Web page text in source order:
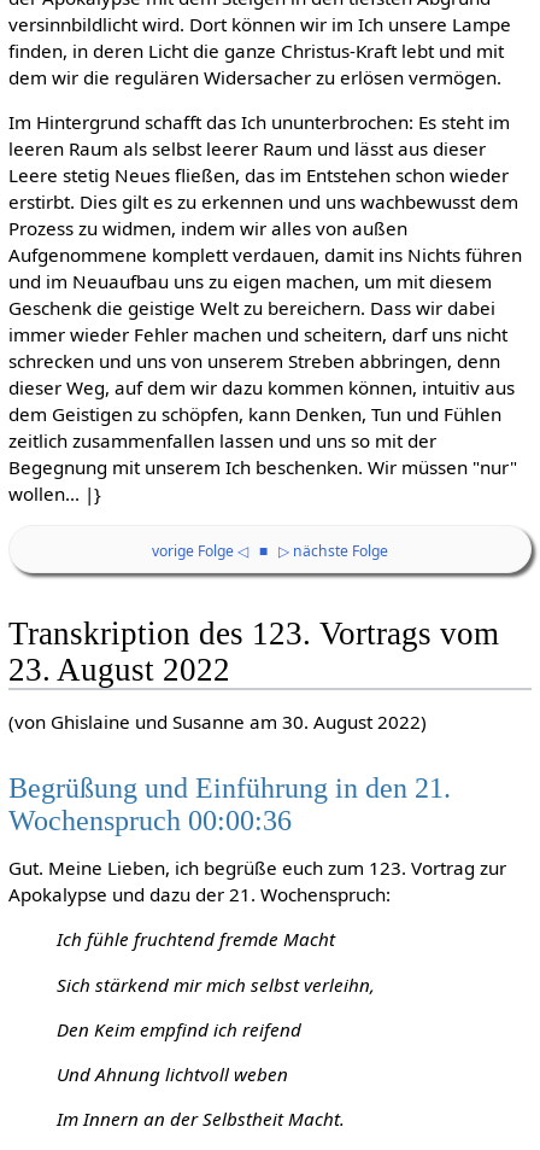
versinnbildlicht wird. Dort können wir im Ich unsere Lampe
finden, in deren Licht die ganze Christus-Kraft lebt und mit
dem wir die regulären Widersacher zu erlösen vermögen.
Im Hintergrund schafft das Ich ununterbrochen: Es steht im
leeren Raum als selbst leerer Raum und lässt aus dieser
Leere stetig Neues fließen, das im Entstehen schon wieder
erstirbt. Dies gilt es zu erkennen und uns wachbewusst dem
Prozess zu widmen, indem wir alles von außen
Aufgenommene komplett verdauen, damit ins Nichts führen
und im Neuaufbau uns zu eigen machen, um mit diesem
Geschenk die geistige Welt zu bereichern. Dass wir dabei
immer wieder Fehler machen und scheitern, darf uns nicht
schrecken und uns von unserem Streben abbringen, denn
dieser Weg, auf dem wir dazu kommen können, intuitiv aus
dem Geistigen zu schöpfen, kann Denken, Tun und Fühlen
zeitlich zusammenfallen lassen und uns so mit der
Begegnung mit unserem Ich beschenken. Wir müssen "nur"
wollen... |}
vorige Folge ◁ ■ ▷ nächste Folge
Transkription des 123. Vortrags vom
23. August 2022
(von Ghislaine und Susanne am 30. August 2022)
Begrüßung und Einführung in den 21.
Wochenspruch 00:00:36
Gut. Meine Lieben, ich begrüße euch zum 123. Vortrag zur
Apokalypse und dazu der 21. Wochenspruch:
Ich fühle fruchtend fremde Macht
Sich stärkend mir mich selbst verleihn,
Den Keim empfind ich reifend
Und Ahnung lichtvoll weben
Im Innern an der Selbstheit Macht.